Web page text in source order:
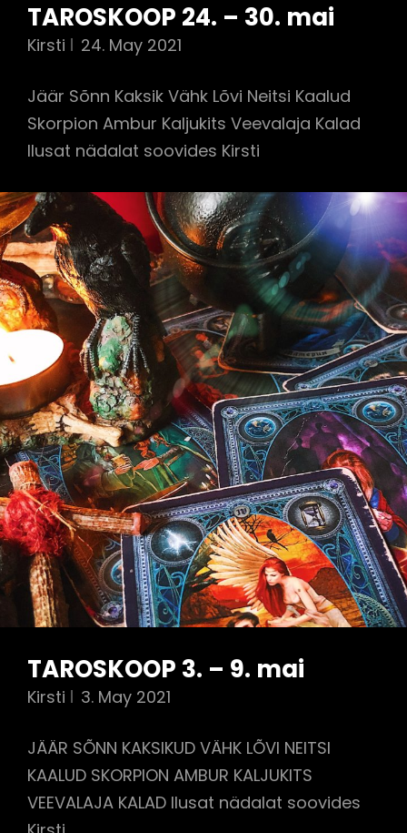
TAROSKOOP 24. – 30. mai
Kirsti 24. May 2021
Jäär Sõnn Kaksik Vähk Lõvi Neitsi Kaalud
Skorpion Ambur Kaljukits Veevalaja Kalad
Ilusat nädalat soovides Kirsti
TAROSKOOP 3. – 9. mai
Kirsti 3. May 2021
JÄÄR SÕNN KAKSIKUD VÄHK LÕVI NEITSI
KAALUD SKORPION AMBUR KALJUKITS
VEEVALAJA KALAD Ilusat nädalat soovides